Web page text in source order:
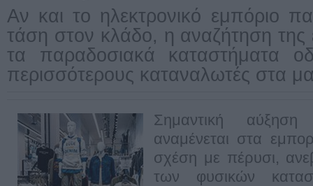
Αν και το ηλεκτρονικό εμπόριο
τάση στον κλάδο, η αναζήτηση της
τα παραδοσιακά καταστήματα
περισσότερους καταναλωτές στα
Σημαντική αύξηση
αναμένεται στα
σχέση με πέρυσι,
των φυσικών